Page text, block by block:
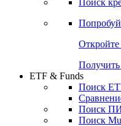
Получить
ETF & Funds
Поиск
Поиск
Поиск